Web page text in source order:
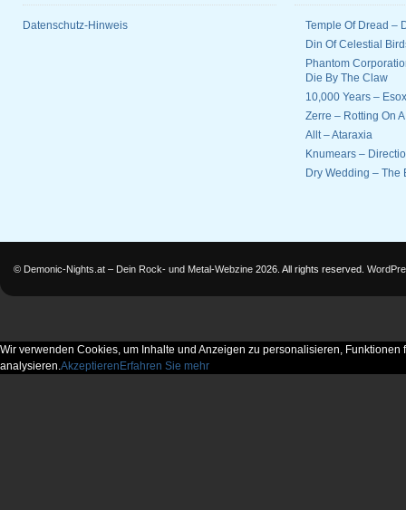
Datenschutz-Hinweis
Temple Of Dread –
Din Of Celestial
Phantom
Die By The Claw
10,000 Years –
Zerre – Rotting On
Allt – Ataraxia
Knumears –
Dry Wedding – The
© Demonic-Nights.at – Dein Rock- und Metal-Webzine 2026. All rights reserved.
Wir verwenden Cookies, um Inhalte und Anzeigen zu personalisieren,
analysieren.Akzeptieren Erfahren Sie mehr